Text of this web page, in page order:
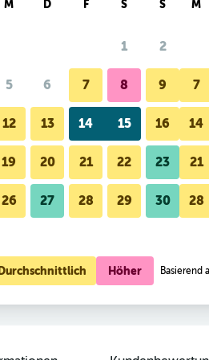
Preise anzeigen
Preise anzeigen
M D F S S
1 2
5 6 7 8 9
12 13 14 15 16
19 20 21 22 23
26 27 28 29 30
M
7
14
21
28
Durchschnittlich Höher Basierend